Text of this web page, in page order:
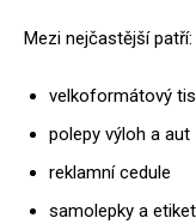
Mezi nejčastější patří:
velkoformátový
polepy výloh a aut
reklamní cedule
samolepky a